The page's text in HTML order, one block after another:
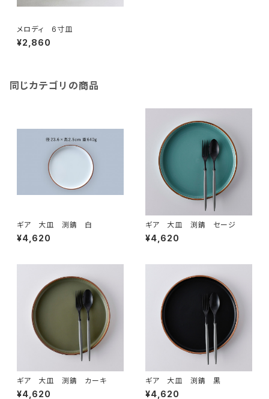
メロディ 6寸皿
¥2,860
同じカテゴリの商品
ギア 大皿 渕錆 白
¥4,620
ギア 大皿 渕錆 セージ
¥4,620
ギア 大皿 渕錆 カーキ
¥4,620
ギア 大皿 渕錆 黒
¥4,620